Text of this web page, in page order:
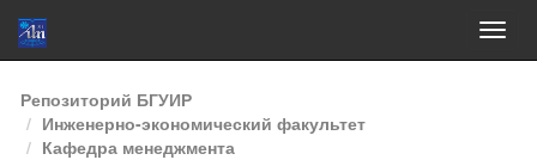
Skip
navigation
Репозиторий БГУИР
Инженерно-экономический факультет
Кафедра менеджмента